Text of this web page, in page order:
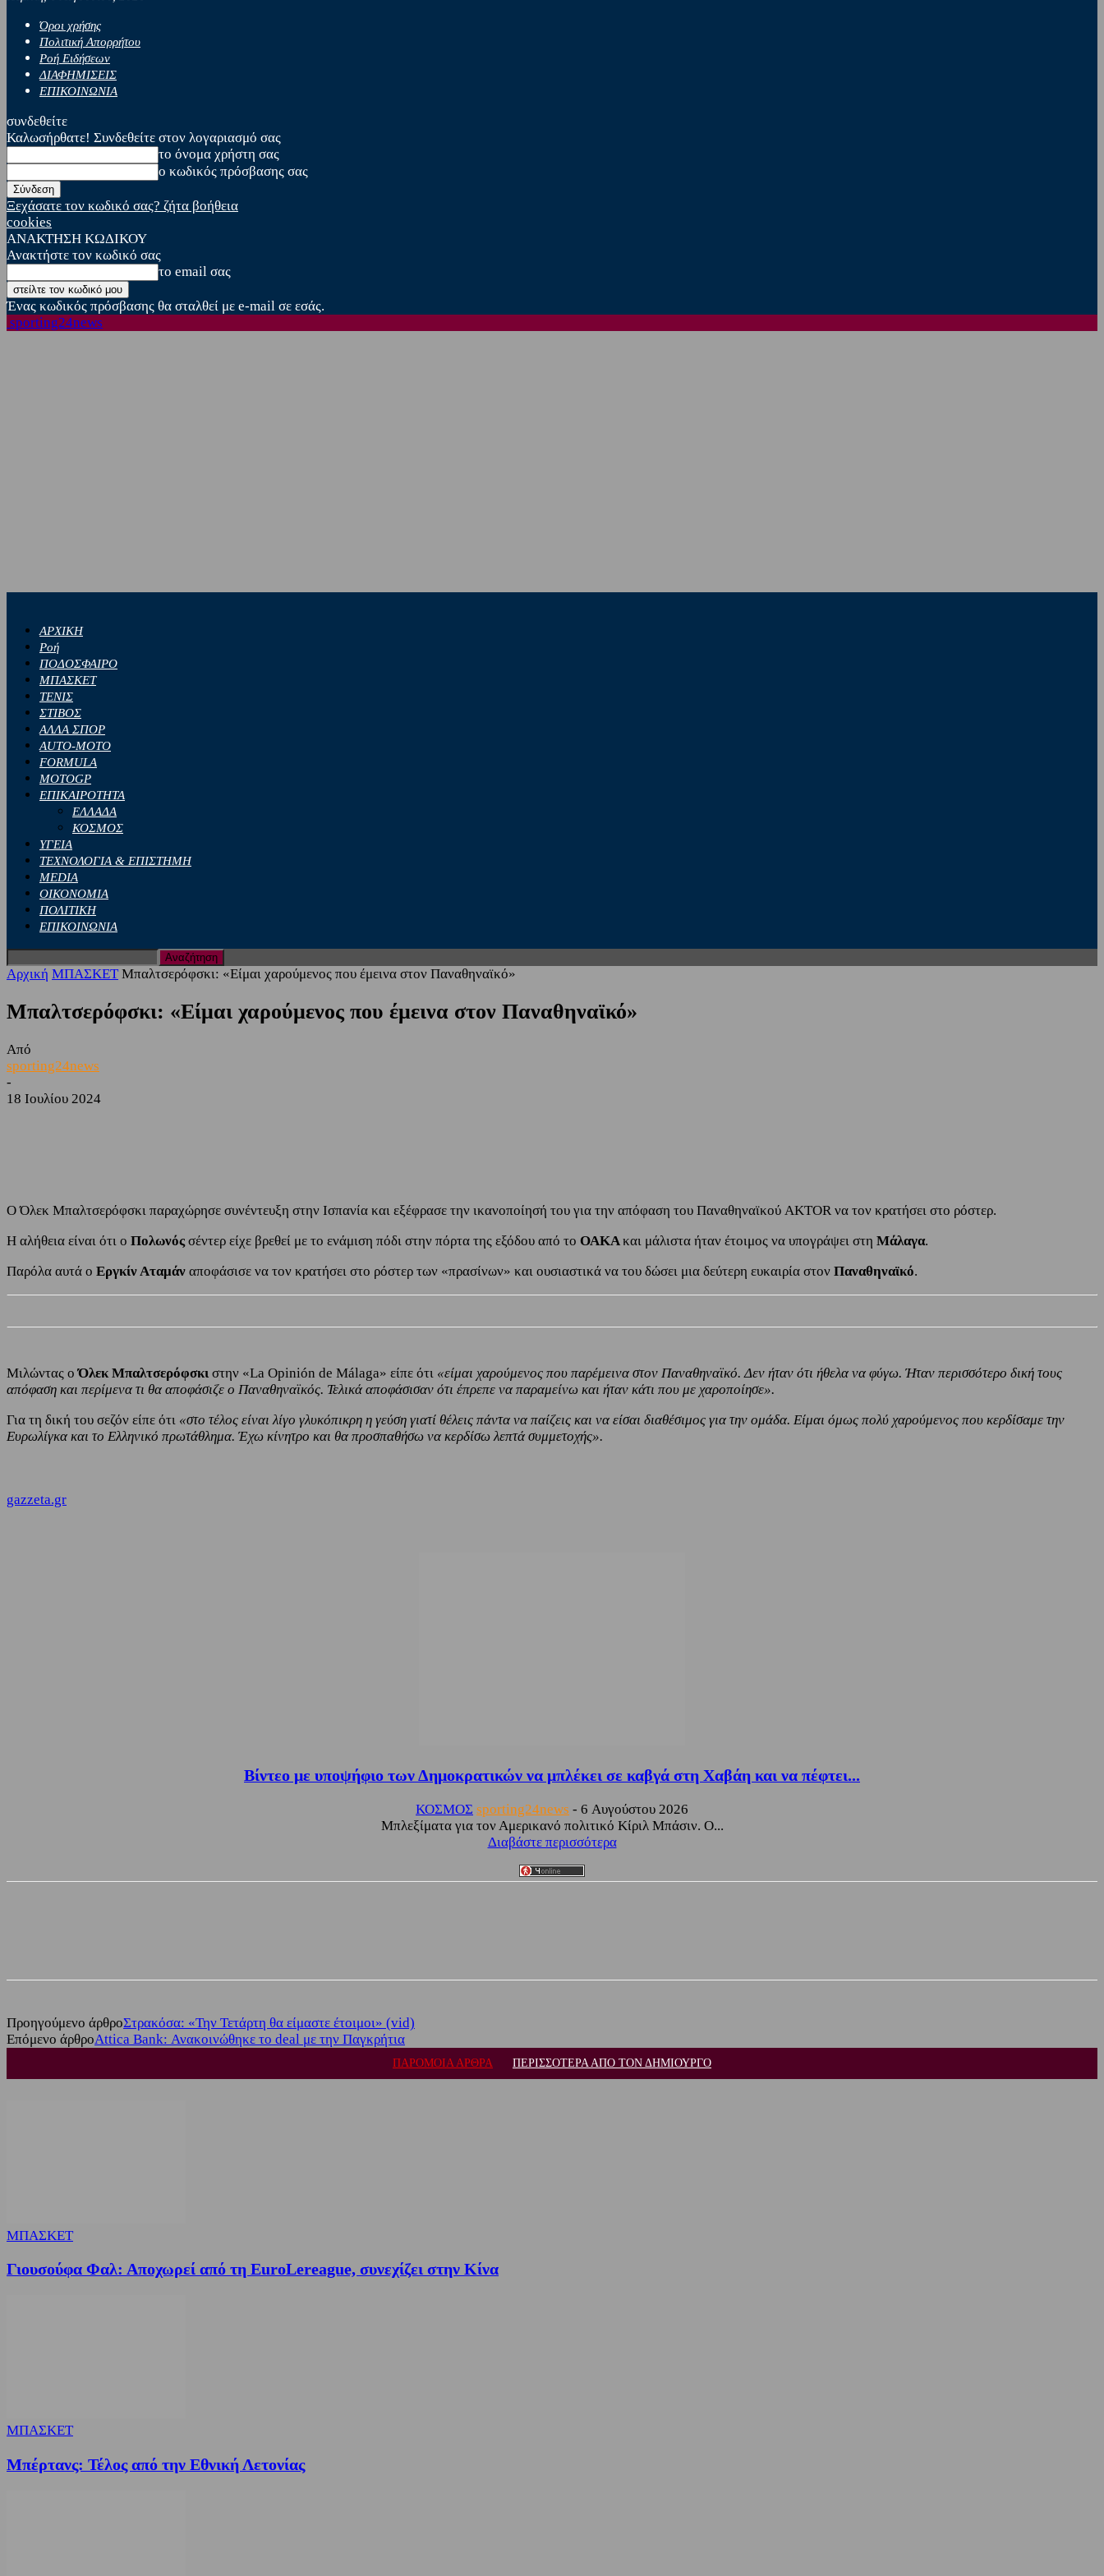
Όροι χρήσης
Πολιτική Απορρήτου
Ροή Ειδήσεων
ΔΙΑΦΗΜΙΣΕΙΣ
ΕΠΙΚΟΙΝΩΝΙΑ
συνδεθείτε
Καλωσήρθατε! Συνδεθείτε στον λογαριασμό σας
το όνομα χρήστη σας
ο κωδικός πρόσβασης σας
Ξεχάσατε τον κωδικό σας? ζήτα βοήθεια
cookies
ΑΝΑΚΤΗΣΗ ΚΩΔΙΚΟΥ
Ανακτήστε τον κωδικό σας
το email σας
Ένας κωδικός πρόσβασης θα σταλθεί με e-mail σε εσάς.
sporting24news
ΑΡΧΙΚΗ
Ροή
ΠΟΔΟΣΦΑΙΡΟ
ΜΠΑΣΚΕΤ
ΤΕΝΙΣ
ΣΤΙΒΟΣ
ΑΛΛΑ ΣΠΟΡ
AUTO-MOTO
FORMULA
MOTOGP
ΕΠΙΚΑΙΡΟΤΗΤΑ
ΕΛΛΑΔΑ
ΚΟΣΜΟΣ
ΥΓΕΙΑ
ΤΕΧΝΟΛΟΓΙΑ & ΕΠΙΣΤΗΜΗ
MEDIA
ΟΙΚΟΝΟΜΙΑ
ΠΟΛΙΤΙΚΗ
ΕΠΙΚΟΙΝΩΝΙΑ
Αρχική ΜΠΑΣΚΕΤ Μπαλτσερόφσκι: «Είμαι χαρούμενος που έμεινα στον Παναθηναϊκό»
Μπαλτσερόφσκι: «Είμαι χαρούμενος που έμεινα στον Παναθηναϊκό»
Από
sporting24news
-
18 Ιουλίου 2024
Ο Όλεκ Μπαλτσερόφσκι παραχώρησε συνέντευξη στην Ισπανία και εξέφρασε την ικανοποίησή του για την απόφαση του Παναθηναϊκού AKTOR να τον κρατήσει στο ρόστερ.
Η αλήθεια είναι ότι ο Πολωνός σέντερ είχε βρεθεί με το ενάμιση πόδι στην πόρτα της εξόδου από το ΟΑΚΑκαι μάλιστα ήταν έτοιμος να υπογράψει στη Μάλαγα.
Παρόλα αυτά ο Εργκίν Αταμάν αποφάσισε να τον κρατήσει στο ρόστερ των «πρασίνων» και ουσιαστικά να του δώσει μια δεύτερη ευκαιρία στον Παναθηναϊκό.
Μιλώντας οΌλεκ Μπαλτσερόφσκι στην «La Opinión de Málaga» είπε ότι «είμαι χαρούμενος που παρέμεινα στον Παναθηναϊκό. Δεν ήταν ότι ήθελα να φύγω. Ήταν περισσότερο δική τους
απόφαση και περίμενα τι θα αποφάσιζε ο Παναθηναϊκός. Τελικά αποφάσισαν ότι έπρεπε να παραμείνω και ήταν κάτι που με χαροποίησε».
Για τη δική του σεζόν είπε ότι «στο τέλος είναι λίγο γλυκόπικρη η γεύση γιατί θέλεις πάντα να παίζεις και να είσαι διαθέσιμος για την ομάδα. Είμαι όμως πολύ χαρούμενος που κερδίσαμε την
Ευρωλίγκα και το Ελληνικό πρωτάθλημα. Έχω κίνητρο και θα προσπαθήσω να κερδίσω λεπτά συμμετοχής».
gazzeta.gr
Βίντεο με υποψήφιο των Δημοκρατικών να μπλέκει σε καβγά στη Χαβάη και να πέφτει...
ΚΟΣΜΟΣ sporting24news - 6 Αυγούστου 2026
Μπλεξίματα για τον Αμερικανό πολιτικό Κίριλ Μπάσιν. Ο...
Διαβάστε περισσότερα
Προηγούμενο άρθροΣτρακόσα: «Την Τετάρτη θα είμαστε έτοιμοι» (vid)
Επόμενο άρθροAttica Bank: Ανακοινώθηκε το deal με την Παγκρήτια
ΠΑΡΟΜΟΙΑ ΑΡΘΡΑ ΠΕΡΙΣΣΟΤΕΡΑ ΑΠΟ ΤΟΝ ΔΗΜΙΟΥΡΓΟ
ΜΠΑΣΚΕΤ
Γιουσούφα Φαλ: Αποχωρεί από τη EuroLereague, συνεχίζει στην Κίνα
ΜΠΑΣΚΕΤ
Μπέρτανς: Τέλος από την Εθνική Λετονίας